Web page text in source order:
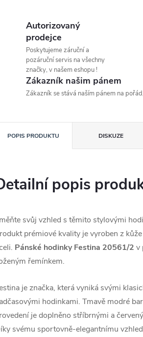
Autorizovaný
prodejce
Poskytujeme záruční a
pozáruční servis na všechny
značky, v našem eshopu !
Zákazník našim pánem
Zákazník se stává naším pánem na
POPIS PRODUKTU DISKUZE
popis
svůj vzhled s těmito stylovými
prémiové kvality je vyroben z
Pánské hodinky Festina 20561/2 v
řemínkem.
je značka, která vyniká svými
hodinkami. Tmavě modré
je doplněno stříbrnými a
svému sportovně-elegantnímu